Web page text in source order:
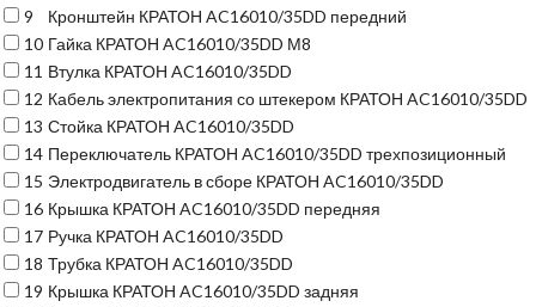
9
Кронштейн КРАТОН AC16010/35DD передний
10 Гайка КРАТОН AC16010/35DD М8
11 Втулка КРАТОН AC16010/35DD
12 Кабель электропитания со штекером КРАТОН AC16010/35DD
13 Стойка КРАТОН AC16010/35DD
14 Переключатель КРАТОН AC16010/35DD трехпозиционный
15 Электродвигатель в сборе КРАТОН AC16010/35DD
16 Крышка КРАТОН AC16010/35DD передняя
17 Ручка КРАТОН AC16010/35DD
18 Трубка КРАТОН AC16010/35DD
19 Крышка КРАТОН AC16010/35DD задняя